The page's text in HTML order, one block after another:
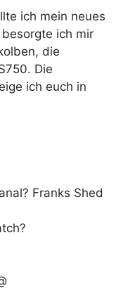
ich mein neues
ich mir
die
Die
ich euch in
Franks Shed